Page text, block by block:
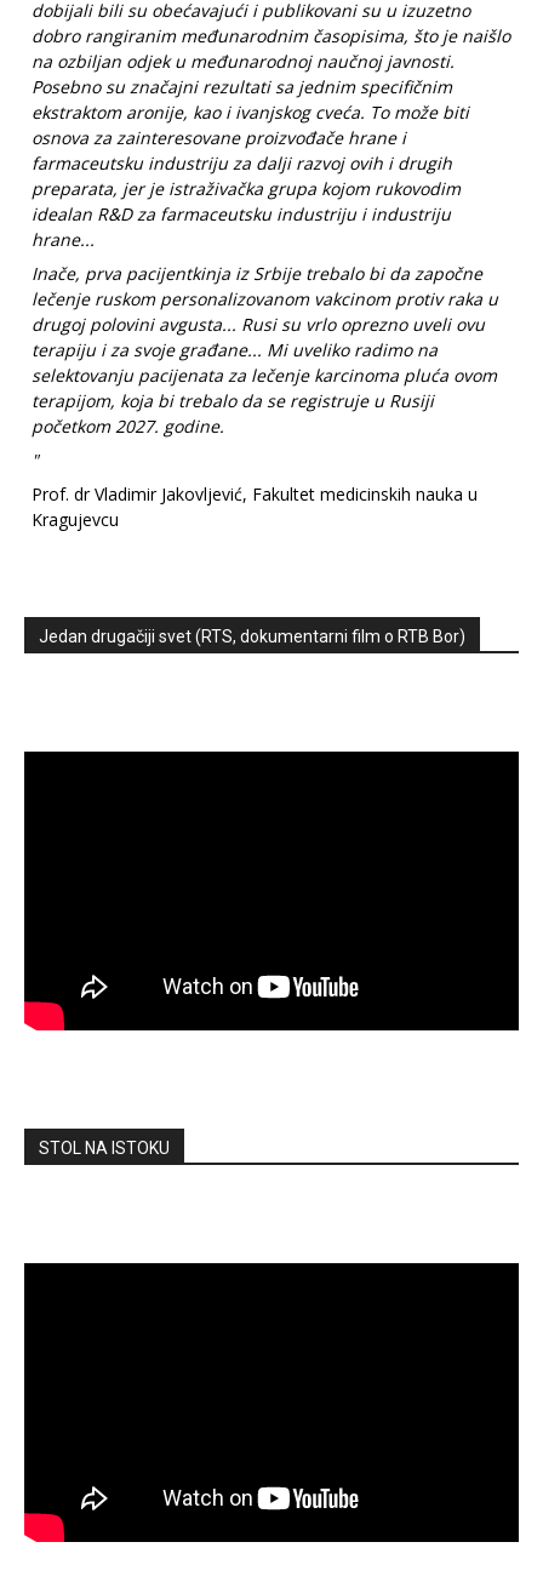
dobijali bili su obećavajući i publikovani su u izuzetno
dobro rangiranim međunarodnim časopisima, što je naišlo
na ozbiljan odjek u međunarodnoj naučnoj javnosti.
Posebno su značajni rezultati sa jednim specifičnim
ekstraktom aronije, kao i ivanjskog cveća. To može biti
osnova za zainteresovane proizvođače hrane i
farmaceutsku industriju za dalji razvoj ovih i drugih
preparata, jer je istraživačka grupa kojom rukovodim
idealan R&D za farmaceutsku industriju i industriju
hrane...
Inače, prva pacijentkinja iz Srbije trebalo bi da započne
lečenje ruskom personalizovanom vakcinom protiv raka u
drugoj polovini avgusta... Rusi su vrlo oprezno uveli ovu
terapiju i za svoje građane... Mi uveliko radimo na
selektovanju pacijenata za lečenje karcinoma pluća ovom
terapijom, koja bi trebalo da se registruje u Rusiji
početkom 2027. godine.
"
Prof. dr Vladimir Jakovljević, Fakultet medicinskih nauka u
Kragujevcu
Jedan drugačiji svet (RTS, dokumentarni film o RTB Bor)
STOL NA ISTOKU